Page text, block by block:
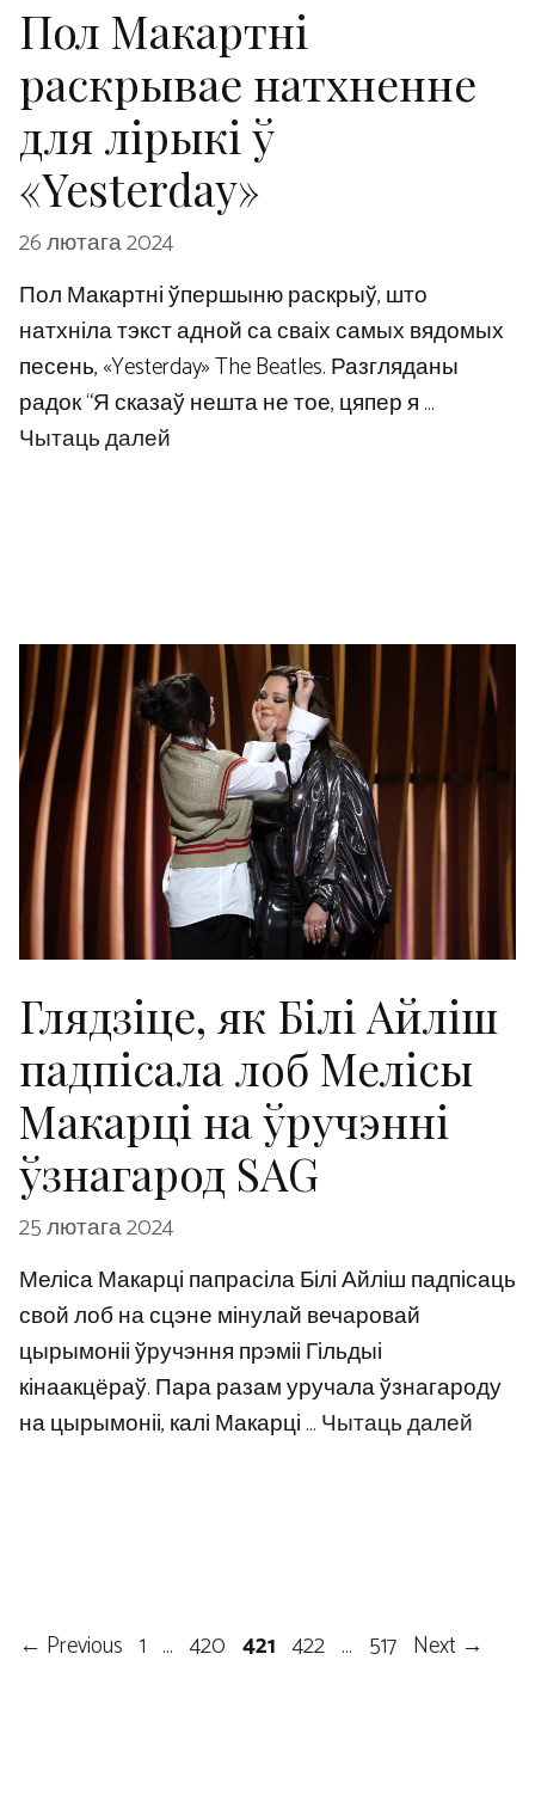
Пол Макартні
раскрывае натхненне
для лірыкі ў
«Yesterday»
26 лютага 2024
Пол Макартні ўпершыню раскрыў, што
натхніла тэкст адной са сваіх самых вядомых
песень, «Yesterday» The Beatles. Разгляданы
радок “Я сказаў нешта не тое, цяпер я …
Чытаць далей
Глядзіце, як Білі Айліш
падпісала лоб Мелісы
Макарці на ўручэнні
ўзнагарод SAG
25 лютага 2024
Меліса Макарці папрасіла Білі Айліш падпісаць
свой лоб на сцэне мінулай вечаровай
цырымоніі ўручэння прэміі Гільдыі
кінаакцёраў. Пара разам уручала ўзнагароду
на цырымоніі, калі Макарці …Чытаць далей
← Previous Page
1 … Page
420 Page
421 Page
422 … Page
517 Next →